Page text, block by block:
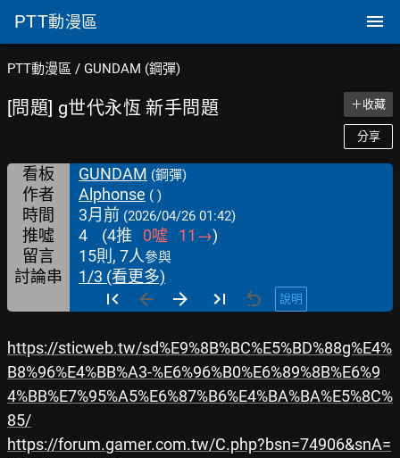
PTT動漫區
PTT動漫區 / GUNDAM (鋼彈)
[問題] g世代永恆 新手問題 ＋收藏
分享
看板 GUNDAM (鋼彈)
作者 Alphonse ( )
時間 3月前 (2026/04/26 01:42)
推噓 4 (4推 0噓 11 →)
留言
15則, 7人參與
討論串 1/3 (看更多)
說明
https://sticweb.tw/sd%E9%8B%BC%E5%BD%88g%E4%
B8%96%E4%BB%A3-%E6%96%B0%E6%89%8B%E6%9
4%BB%E7%95%A5%E6%87%B6%E4%BA%BA%E5%8C%
85/
https://forum.gamer.com.tw/C.php?bsn=74906&snA=